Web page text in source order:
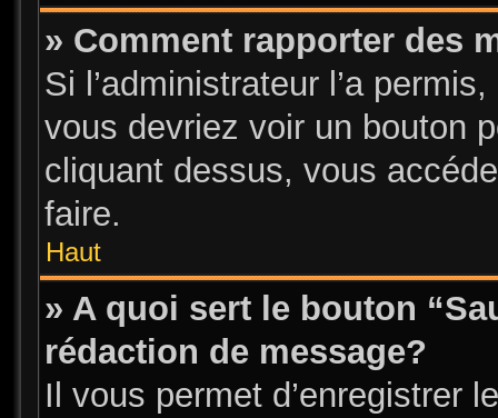
» Comment rapporter des
Si l’administrateur l’a
vous devriez voir un bouton
cliquant dessus, vous
faire.
Haut
» A quoi sert le bouton
rédaction de message?
Il vous permet d’enregistrer